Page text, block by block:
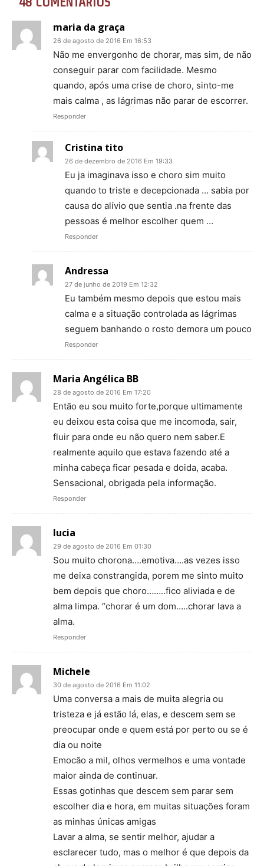
maria da graça
26 de agosto de 2016 Em 16:53
Não me envergonho de chorar, mas sim, de não
conseguir parar com facilidade. Mesmo
quando, após uma crise de choro, sinto-me
mais calma , as lágrimas não parar de escorrer.
Responder
Cristina tito
26 de dezembro de 2016 Em 19:33
Eu ja imaginava isso e choro sim muito
quando to triste e decepcionada … sabia por
causa do alívio que sentia .na frente das
pessoas é melhor escolher quem …
Responder
Andressa
27 de junho de 2019 Em 12:32
Eu também mesmo depois que estou mais
calma e a situação controlada as lágrimas
seguem banhando o rosto demora um pouco
Responder
Maria Angélica BB
28 de agosto de 2016 Em 17:20
Então eu sou muito forte,porque ultimamente
eu deixou esta coisa que me incomoda, sair,
fluir para onde eu não quero nem saber.E
realmente aquilo que estava fazendo até a
minha cabeça ficar pesada e doida, acaba.
Sensacional, obrigada pela informação.
Responder
lucia
29 de agosto de 2016 Em 01:30
Sou muito chorona….emotiva….as vezes isso
me deixa constrangida, porem me sinto muito
bem depois que choro……..fico aliviada e de
alma limpa. “chorar é um dom…..chorar lava a
alma.
Responder
Michele
30 de agosto de 2016 Em 11:02
Uma conversa a mais de muita alegria ou
tristeza e já estão lá, elas, e descem sem se
preocupar onde e quem está por perto ou se é
dia ou noite
Emocão a mil, olhos vermelhos e uma vontade
maior ainda de continuar.
Essas gotinhas que descem sem parar sem
escolher dia e hora, em muitas situações foram
as minhas únicas amigas
Lavar a alma, se sentir melhor, ajudar a
esclarecer tudo, mas o melhor é que depois da